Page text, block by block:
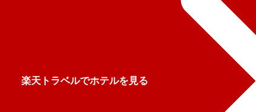
楽天トラベルでホテルを見る